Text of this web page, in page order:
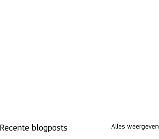
Recente blogposts Alles weergeven